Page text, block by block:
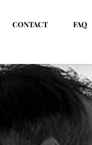
CONTACT
FAQ